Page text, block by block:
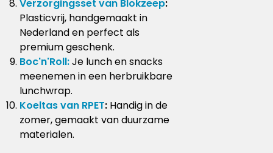
Verzorgingsset van Blokzeep:
Plasticvrij, handgemaakt in
Nederland en perfect als
premium geschenk.
Boc'n'Roll:Je lunch en snacks
meenemen in een herbruikbare
lunchwrap.
Koeltas van RPET:Handig in de
zomer, gemaakt van duurzame
materialen.